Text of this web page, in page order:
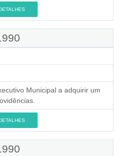
Municipal a adquirir um